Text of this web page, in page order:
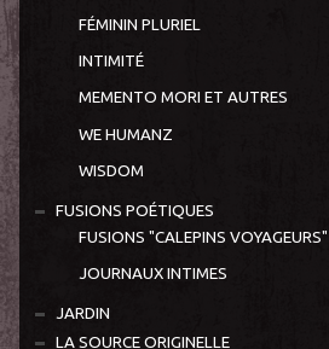
FÉMININ PLURIEL
INTIMITÉ
MEMENTO MORI ET AUTRES
WE HUMANZ
WISDOM
FUSIONS POÉTIQUES
FUSIONS "CALEPINS VOYAGEURS"
JOURNAUX INTIMES
JARDIN
LA SOURCE ORIGINELLE